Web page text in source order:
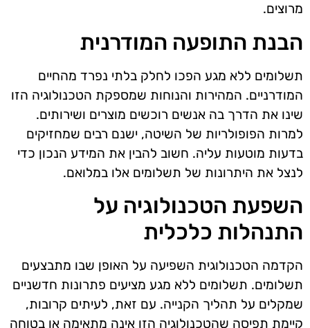
מרוצים.
הבנת התופעה המודרנית
תשלומים ללא מגע הפכו לחלק בלתי נפרד מהחיים
המודרניים. המהירות והנוחות שמספקת הטכנולוגיה הזו
שינו את הדרך בה אנשים רוכשים מוצרים ושירותים.
למרות הפופולריות של השיטה, ישנם רבים שמחזיקים
בדעות מוטעות עליה. חשוב להבין את המידע הנכון כדי
לנצל את היתרונות של תשלומים אלו במלואם.
השפעת הטכנולוגיה על
התנהלות כלכלית
הקדמה הטכנולוגית השפיעה על האופן שבו מתבצעים
תשלומים. תשלומים ללא מגע מציעים פתרונות חדשניים
שמקלים על תהליך הקנייה. עם זאת, לעיתים קרובות,
קיימת תפיסה שהטכנולוגיה הזו אינה מתאימה או בטוחה